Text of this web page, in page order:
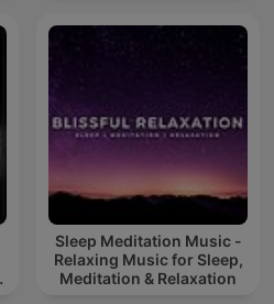
Sleep Meditation Music -
Relaxing Music for Sleep,
Meditation & Relaxation